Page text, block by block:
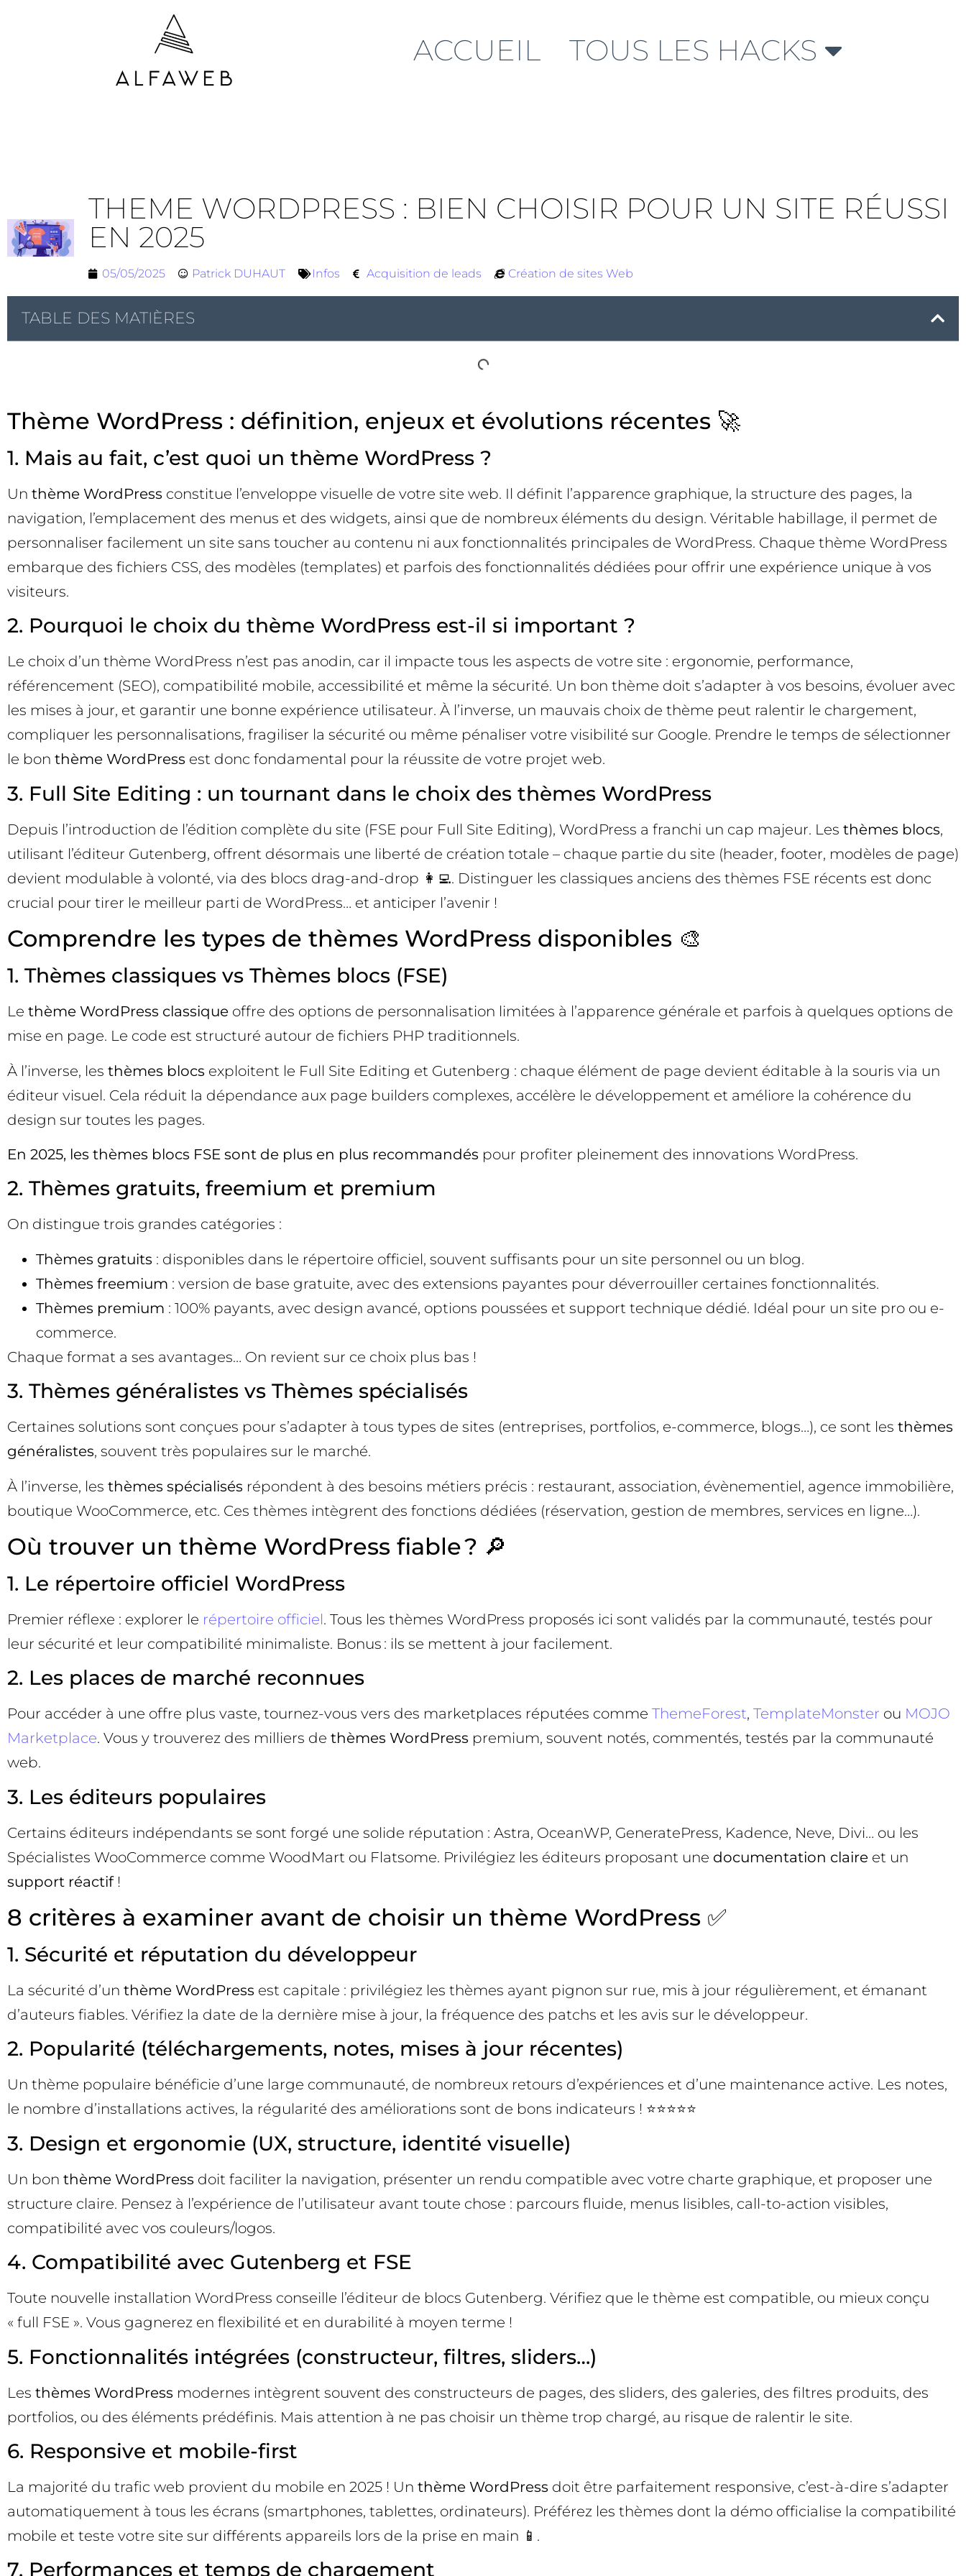
ACCUEIL TOUS LES HACKS
THEME WORDPRESS : BIEN CHOISIR POUR UN SITE RÉUSSI
EN 2025
05/05/2025 Patrick DUHAUT Infos Acquisition de leads Création de sites Web
TABLE DES MATIÈRES
Thème WordPress : définition, enjeux et évolutions récentes 🚀
1. Mais au fait, c’est quoi un thème WordPress ?
Un thème WordPress constitue l’enveloppe visuelle de votre site web. Il définit l’apparence graphique, la structure des pages, la
navigation, l’emplacement des menus et des widgets, ainsi que de nombreux éléments du design. Véritable habillage, il permet de
personnaliser facilement un site sans toucher au contenu ni aux fonctionnalités principales de WordPress. Chaque thème WordPress
embarque des fichiers CSS, des modèles (templates) et parfois des fonctionnalités dédiées pour offrir une expérience unique à vos
visiteurs.
2. Pourquoi le choix du thème WordPress est-il si important ?
Le choix d’un thème WordPress n’est pas anodin, car il impacte tous les aspects de votre site : ergonomie, performance,
référencement (SEO), compatibilité mobile, accessibilité et même la sécurité. Un bon thème doit s’adapter à vos besoins, évoluer avec
les mises à jour, et garantir une bonne expérience utilisateur. À l’inverse, un mauvais choix de thème peut ralentir le chargement,
compliquer les personnalisations, fragiliser la sécurité ou même pénaliser votre visibilité sur Google. Prendre le temps de sélectionner
le bon thème WordPress est donc fondamental pour la réussite de votre projet web.
3. Full Site Editing : un tournant dans le choix des thèmes WordPress
Depuis l’introduction de l’édition complète du site (FSE pour Full Site Editing), WordPress a franchi un cap majeur. Les thèmes blocs,
utilisant l’éditeur Gutenberg, offrent désormais une liberté de création totale – chaque partie du site (header, footer, modèles de page)
devient modulable à volonté, via des blocs drag-and-drop 👩‍💻. Distinguer les classiques anciens des thèmes FSE récents est donc
crucial pour tirer le meilleur parti de WordPress… et anticiper l’avenir !
Comprendre les types de thèmes WordPress disponibles 🎨
1. Thèmes classiques vs Thèmes blocs (FSE)
Le thème WordPress classique offre des options de personnalisation limitées à l’apparence générale et parfois à quelques options de
mise en page. Le code est structuré autour de fichiers PHP traditionnels.
À l’inverse, les thèmes blocs exploitent le Full Site Editing et Gutenberg : chaque élément de page devient éditable à la souris via un
éditeur visuel. Cela réduit la dépendance aux page builders complexes, accélère le développement et améliore la cohérence du
design sur toutes les pages.
En 2025, les thèmes blocs FSE sont de plus en plus recommandés pour profiter pleinement des innovations WordPress.
2. Thèmes gratuits, freemium et premium
On distingue trois grandes catégories :
Thèmes gratuits : disponibles dans le répertoire officiel, souvent suffisants pour un site personnel ou un blog.
Thèmes freemium : version de base gratuite, avec des extensions payantes pour déverrouiller certaines fonctionnalités.
Thèmes premium : 100% payants, avec design avancé, options poussées et support technique dédié. Idéal pour un site pro ou e-
commerce.
Chaque format a ses avantages… On revient sur ce choix plus bas !
3. Thèmes généralistes vs Thèmes spécialisés
Certaines solutions sont conçues pour s’adapter à tous types de sites (entreprises, portfolios, e-commerce, blogs…), ce sont les thèmes
généralistes, souvent très populaires sur le marché.
À l’inverse, les thèmes spécialisés répondent à des besoins métiers précis : restaurant, association, évènementiel, agence immobilière,
boutique WooCommerce, etc. Ces thèmes intègrent des fonctions dédiées (réservation, gestion de membres, services en ligne…).
Où trouver un thème WordPress fiable ? 🔎
1. Le répertoire officiel WordPress
Premier réflexe : explorer le répertoire officiel. Tous les thèmes WordPress proposés ici sont validés par la communauté, testés pour
leur sécurité et leur compatibilité minimaliste. Bonus : ils se mettent à jour facilement.
2. Les places de marché reconnues
Pour accéder à une offre plus vaste, tournez-vous vers des marketplaces réputées comme ThemeForest, TemplateMonster ou MOJO
Marketplace. Vous y trouverez des milliers de thèmes WordPress premium, souvent notés, commentés, testés par la communauté
web.
3. Les éditeurs populaires
Certains éditeurs indépendants se sont forgé une solide réputation : Astra, OceanWP, GeneratePress, Kadence, Neve, Divi… ou les
Spécialistes WooCommerce comme WoodMart ou Flatsome. Privilégiez les éditeurs proposant une documentation claire et un
support réactif!
8 critères à examiner avant de choisir un thème WordPress ✅
1. Sécurité et réputation du développeur
La sécurité d’un thème WordPress est capitale : privilégiez les thèmes ayant pignon sur rue, mis à jour régulièrement, et émanant
d’auteurs fiables. Vérifiez la date de la dernière mise à jour, la fréquence des patchs et les avis sur le développeur.
2. Popularité (téléchargements, notes, mises à jour récentes)
Un thème populaire bénéficie d’une large communauté, de nombreux retours d’expériences et d’une maintenance active. Les notes,
le nombre d’installations actives, la régularité des améliorations sont de bons indicateurs ! ⭐⭐⭐⭐⭐
3. Design et ergonomie (UX, structure, identité visuelle)
Un bon thème WordPress doit faciliter la navigation, présenter un rendu compatible avec votre charte graphique, et proposer une
structure claire. Pensez à l’expérience de l’utilisateur avant toute chose : parcours fluide, menus lisibles, call-to-action visibles,
compatibilité avec vos couleurs/logos.
4. Compatibilité avec Gutenberg et FSE
Toute nouvelle installation WordPress conseille l’éditeur de blocs Gutenberg. Vérifiez que le thème est compatible, ou mieux conçu
« full FSE ». Vous gagnerez en flexibilité et en durabilité à moyen terme !
5. Fonctionnalités intégrées (constructeur, filtres, sliders…)
Les thèmes WordPress modernes intègrent souvent des constructeurs de pages, des sliders, des galeries, des filtres produits, des
portfolios, ou des éléments prédéfinis. Mais attention à ne pas choisir un thème trop chargé, au risque de ralentir le site.
6. Responsive et mobile-first
La majorité du trafic web provient du mobile en 2025 ! Un thème WordPress doit être parfaitement responsive, c’est-à-dire s’adapter
automatiquement à tous les écrans (smartphones, tablettes, ordinateurs). Préférez les thèmes dont la démo officialise la compatibilité
mobile et teste votre site sur différents appareils lors de la prise en main 📱.
7. Performances et temps de chargement